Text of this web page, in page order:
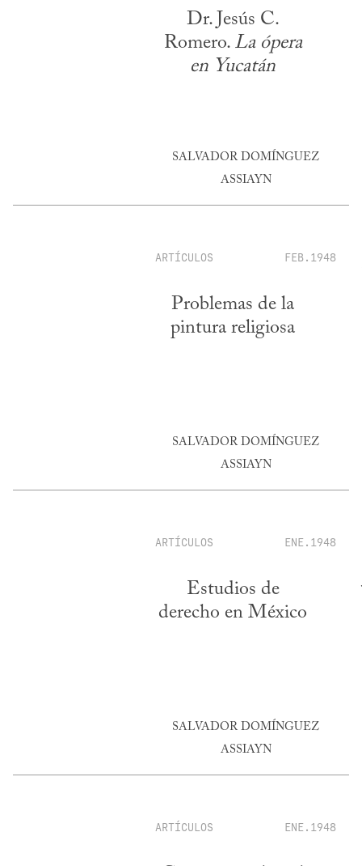
Dr. Jesús C.
Romero. La ópera
en Yucatán
SALVADOR DOMÍNGUEZ
ASSIAYN
ARTÍCULOS FEB.1948
Problemas de la
pintura religiosa
SALVADOR DOMÍNGUEZ
ASSIAYN
ARTÍCULOS ENE.1948
Estudios de
derecho en México
SALVADOR DOMÍNGUEZ
ASSIAYN
ARTÍCULOS ENE.1948